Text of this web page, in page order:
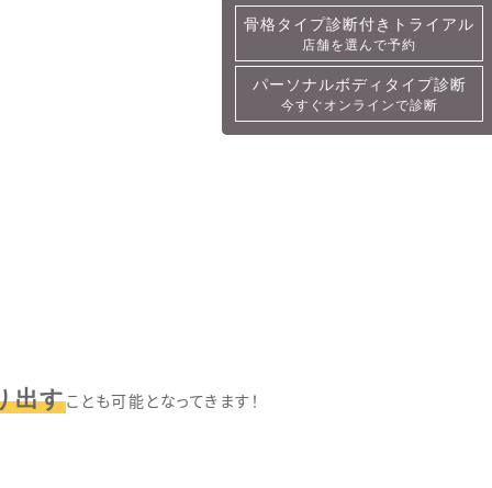
出すことも可能となってきます！
骨格タイプ診断付きトライアル
詳細・予約
パーソナルボディタイプ診断
今すぐオンラインで診断
骨格タイプ診断付きトライアル
店舗を選んで予約
パーソナルボディタイプ診断
今すぐオンラインで診断